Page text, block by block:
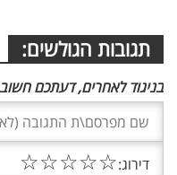
תגובות הגולשים:
בניגוד לאחרים, דעתכם
דירוג:☆
☆
☆
☆
☆